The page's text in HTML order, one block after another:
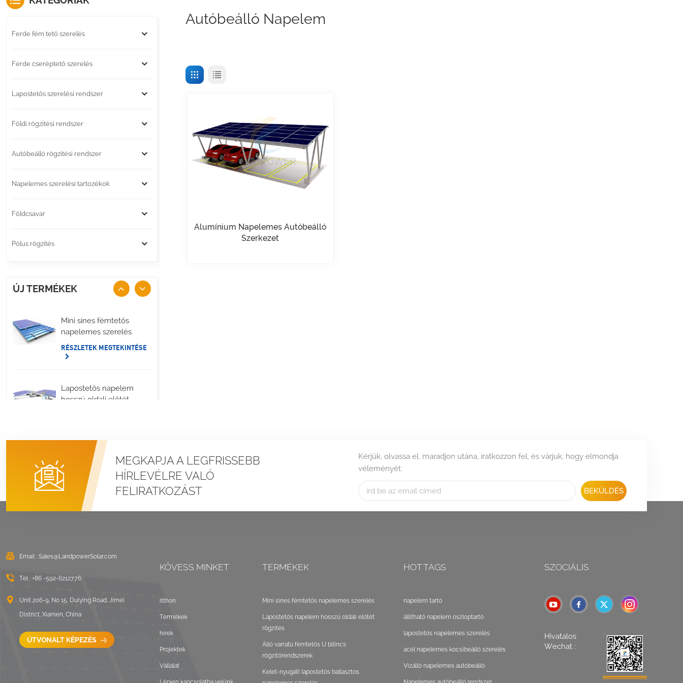
Autóbeálló Napelem
Alumínium Napelemes Autóbeálló
Szerkezet
Ferde fém tető szerelés
Ferde cseréptető szerelés
Lapostetős szerelési rendszer
Földi rögzítési rendszer
Autóbeálló rögzítési rendszer
Napelemes szerelési tartozékok
Földcsavar
Pólus rögzítés
ÚJ TERMÉKEK
Mini sínes fémtetős
napelemes szerelés
RÉSZLETEK MEGTEKINTÉSE
Lapostetős napelem
hosszú oldali előtét
Álló varratú fémtetős
U bilincs
rögzítőrendszerek
RÉSZLETEK MEGTEKINTÉSE
lapostetős ballasztos
RÉSZLETEK MEGTEKINTÉSE
rögzítőrendszerek
MEGKAPJA A LEGFRISSEBB
HÍRLEVÉLRE VALÓ
FELIRATKOZÁST
Kérjük, olvassa el, maradjon utána, iratkozzon fel, és várjuk, hogy elmondja
véleményét.
BEKÜLDÉS
Email : Sales@LandpowerSolar.com
Tel : +86 -592-6212776
Unit 206-9, No 15, Duiying Road, Jimei
District, Xiamen, China
ÚTVONALT KÉPEZÉS
KÖVESS MINKET
itthon
Termékek
hírek
Projektek
Vállalat
TERMÉKEK
Mini sínes fémtetős napelemes szerelés
Lapostetős napelem hosszú oldali előtét
rögzítés
Álló varratú fémtetős U bilincs
rögzítőrendszerek
Kelet-nyugati lapostetős ballasztos
HOT TAGS
napelem tartó
állítható napelem oszloptartó
lapostetős napelemes szerelés
acél napelemes kocsibeálló szerelés
Vízálló napelemes autóbeálló
SZOCIÁLIS
Hivatalos
Wechat :